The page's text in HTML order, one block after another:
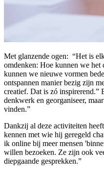
Met glanzende ogen: “Het is
omdenken: Hoe kunnen we
kunnen we nieuwe vormen
ontspannen manier bezig zijn
creatief. Dat is zó inspirerend.”
denkwerk en georganiseer,
vinden.”
Dankzij al deze activiteiten
kennen met wie hij geregeld
ik online bij meer mensen
willen bezoeken. Ze zijn ook
diepgaande gesprekken.”